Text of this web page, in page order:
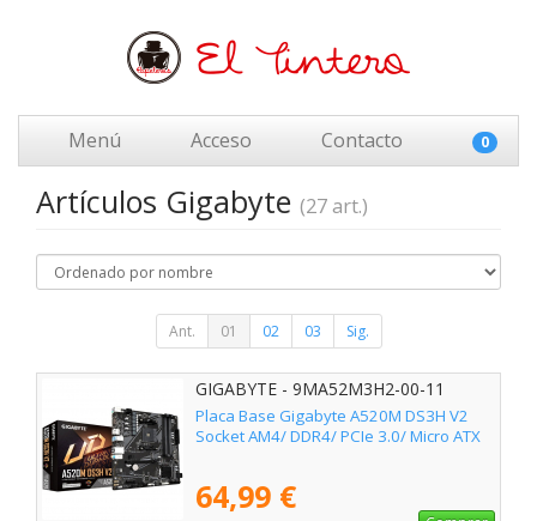
Menú Acceso Contacto 0
Artículos Gigabyte (27 art.)
Ant. 01 02 03 Sig.
GIGABYTE - 9MA52M3H2-00-11
Placa Base Gigabyte A520M DS3H V2
Socket AM4/ DDR4/ PCIe 3.0/ Micro ATX
64,99 €